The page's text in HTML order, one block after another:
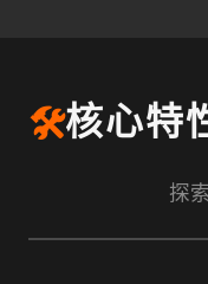
🛠️核心特
探